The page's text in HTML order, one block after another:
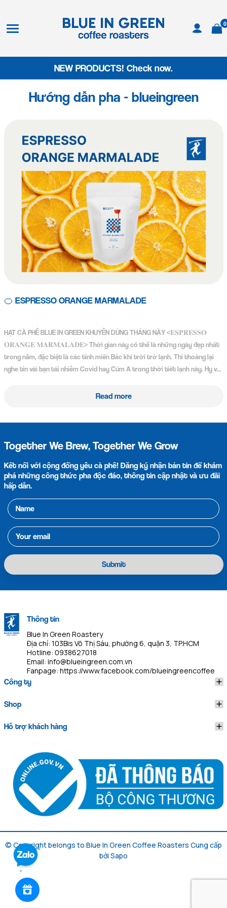
0
NEW PRODUCTS! Check now.
Hướng dẫn pha - blueingreen
🍊 ESPRESSO ORANGE MARMALADE
HẠT CÀ PHÊ BLUE IN GREEN KHUYÊN DÙNG THÁNG NÀY <𝐄𝐒𝐏𝐑𝐄𝐒𝐒𝐎
𝐎𝐑𝐀𝐍𝐆𝐄 𝐌𝐀𝐑𝐌𝐀𝐋𝐀𝐃𝐄> Thời gian này có thể là những ngày đẹp nhất
trong năm, đặc biệt là các tỉnh miền Bắc khi trời trở lạnh. Thi thoảng lại
nghe tin vài bạn tái nhiễm Covid hay Cúm A trong thời tiết lạnh này. Hy v...
Read more
Together We Brew, Together We Grow
Kết nối với cộng đồng yêu cà phê! Đăng ký nhận bản tin để khám
phá những công thức pha độc đáo, thông tin cập nhật và ưu đãi
hấp dẫn.
Submit
Thông tin
Blue In Green Roastery
Địa chỉ: 103Bis Võ Thị Sáu, phường 6, quận 3, TP.HCM
Hotline:0938627018
Email:info@blueingreen.com.vn
Fanpage:https://www.facebook.com/blueingreencoffee
Công ty
Shop
Hỗ trợ khách hàng
© Copyright belongs to Blue In Green Coffee Roasters Cung cấp
bởi Sapo